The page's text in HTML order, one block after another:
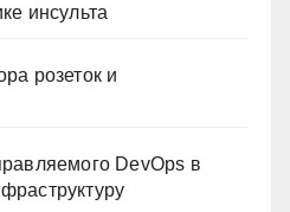
инсульта
розеток и
DevOps в